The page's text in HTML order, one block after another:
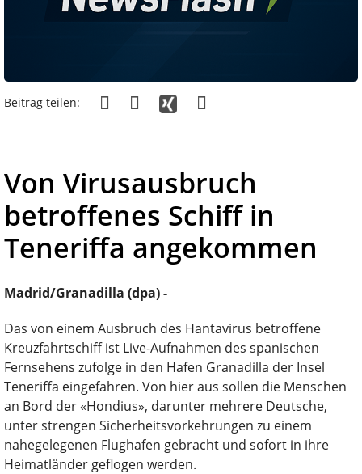
Beitrag teilen:
Von Virusausbruch
betroffenes Schiff in
Teneriffa angekommen
Madrid/Granadilla (dpa) -
Das von einem Ausbruch des Hantavirus betroffene
Kreuzfahrtschiff ist Live-Aufnahmen des spanischen
Fernsehens zufolge in den Hafen Granadilla der Insel
Teneriffa eingefahren. Von hier aus sollen die Menschen
an Bord der «Hondius», darunter mehrere Deutsche,
unter strengen Sicherheitsvorkehrungen zu einem
nahegelegenen Flughafen gebracht und sofort in ihre
Heimatländer geflogen werden.